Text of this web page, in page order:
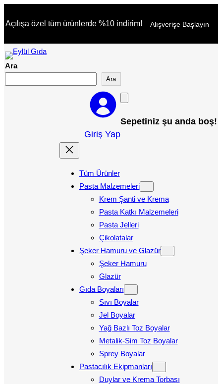
geç
Açılışa özel tüm ürünlerde %10 indirim! Alışverişe Başlayın
Ara
Ara
Giriş Yap
Sepetiniz şu anda boş!
Tüm Ürünler
Pasta Malzemeleri
Krem Şanti ve Krema
Pasta Katkı Malzemeleri
Pasta Jelleri
Çikolatalar
Şeker Hamuru ve Glazür
Şeker Hamuru
Glazür
Gıda Boyaları
Sıvı Boyalar
Jel Boyalar
Yağ Bazlı Toz Boyalar
Metalik-Sim Toz Boyalar
Sprey Boyalar
Pastacılık Ekipmanları
Duylar ve Krema Torbası